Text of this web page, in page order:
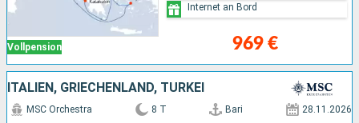
Vollpension 969 €
Internet an Bord
ITALIEN, GRIECHENLAND, TÜRKEI
MSC Orchestra 8 T Bari 28.11.2026